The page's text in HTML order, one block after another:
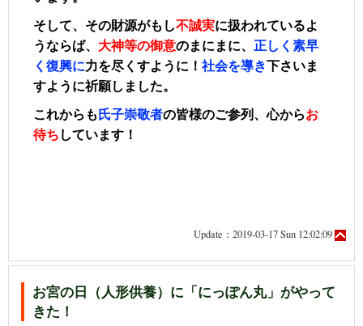
そして、その財源がもし不誠実に扱われているよ
うならば、 大神等の御意のまにまに、 正しく素早
く復興に力を尽くすように！ 社会を導き下さいま
すように祈願しました。
こ れからも 氏子崇敬者の皆様のご参列、心からお
待ち しています！
Update：2019-03-17 Sun 12:02:09
お宮の日（人形供養）に「にっぽん丸」がやって
きた！